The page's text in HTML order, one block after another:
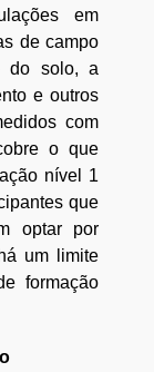
em
de campo
do solo, a
e outros
com
o que
nível 1
que
optar por
um limite
formação